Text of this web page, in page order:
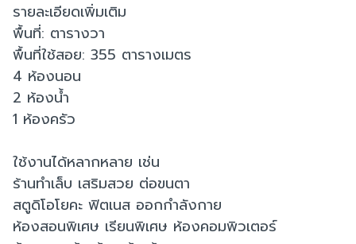
รายละเอียดเพิ่มเติม
พื้นที่: ตารางวา
พื้นที่ใช้สอย: 355 ตารางเมตร
4 ห้องนอน
2 ห้องน้ำ
1 ห้องครัว
ใช้งานได้หลากหลาย เช่น
ร้านทำเล็บ เสริมสวย ต่อขนตา
สตูดิโอโยคะ ฟิตเนส ออกกำลังกาย
ห้องสอนพิเศษ เรียนพิเศษ ห้องคอมพิวเตอร์